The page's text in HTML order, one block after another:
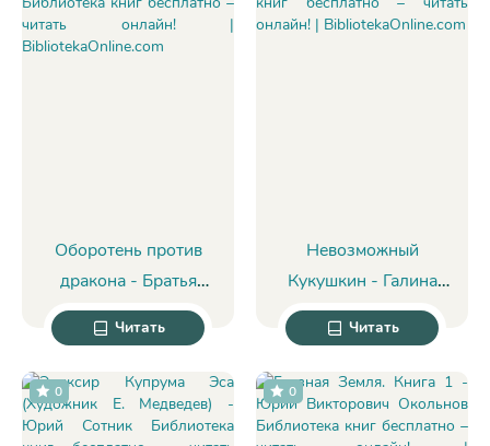
Оборотень против
дракона - Братья
Звероватые
Читать
Невозможный
Кукушкин - Галина
Галахова
Читать
0 0